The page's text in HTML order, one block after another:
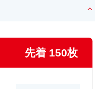
先着 150枚